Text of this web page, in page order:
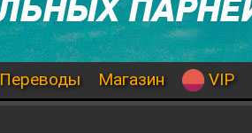
Переводы Магазин VIP